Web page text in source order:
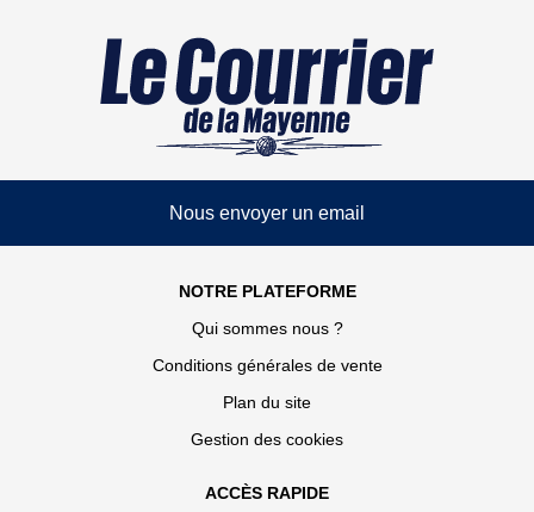
Nous envoyer un email
NOTRE PLATEFORME
Qui sommes nous ?
Conditions générales de vente
Plan du site
Gestion des cookies
ACCÈS RAPIDE